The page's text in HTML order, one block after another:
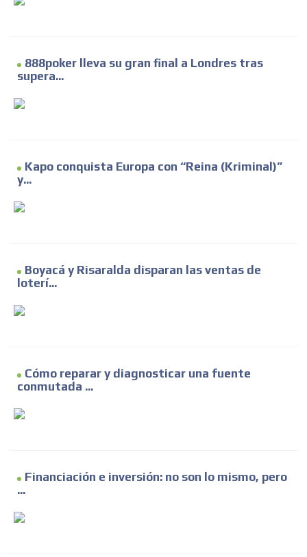
888poker lleva su gran final a Londres tras
supera...
Kapo conquista Europa con “Reina (Kriminal)”
y...
Boyacá y Risaralda disparan las ventas de
loterí...
Cómo reparar y diagnosticar una fuente
conmutada ...
Financiación e inversión: no son lo mismo, pero
...